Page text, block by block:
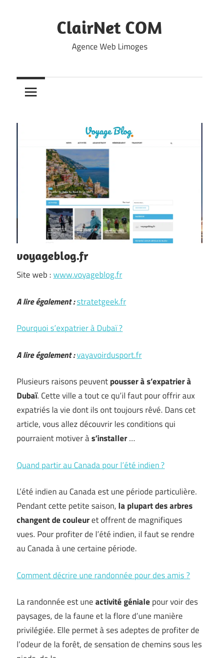
ClairNet COM
Agence Web Limoges
voyageblog.fr
Site web :www.voyageblog.fr
A lire également :stratetgeek.fr
Pourquoi s’expatrier à Dubaï ?
A lire également :vayavoirdusport.fr
Plusieurs raisons peuventpousser à s’expatrier à
Dubaï. Cette ville a tout ce qu’il faut pour offrir aux
expatriés la vie dont ils ont toujours rêvé. Dans cet
article, vous allez découvrir les conditions qui
pourraient motiver às’installer…
Quand partir au Canada pour l’été indien ?
L’été indien au Canada est une période particulière.
Pendant cette petite saison, la plupart des arbres
changent de couleuret offrent de magnifiques
vues. Pour profiter de l’été indien, il faut se rendre
au Canada à une certaine période.
Comment décrire une randonnée pour des amis ?
La randonnée est uneactivité géniale pour voir des
paysages, de la faune et la flore d’une manière
privilégiée. Elle permet à ses adeptes de profiter de
l’odeur de la forêt, de sensation de chemins sous les